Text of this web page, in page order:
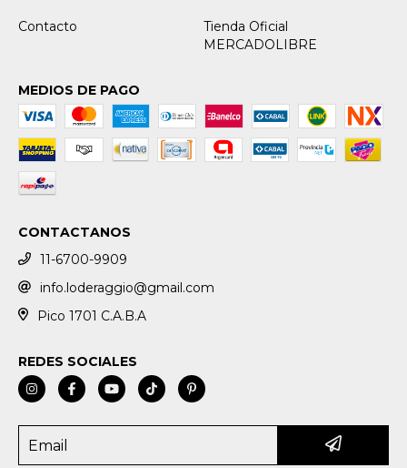
Contacto
Tienda Oficial
MERCADOLIBRE
MEDIOS DE PAGO
CONTACTANOS
11-6700-9909
info.loderaggio@gmail.com
Pico 1701 C.A.B.A
REDES SOCIALES